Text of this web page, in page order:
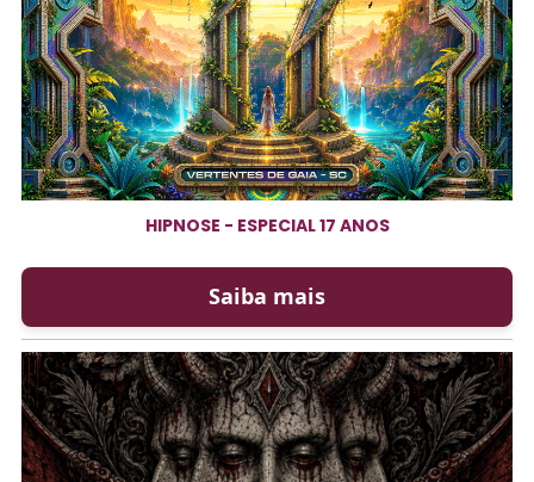
HIPNOSE - ESPECIAL 17 ANOS
Saiba mais